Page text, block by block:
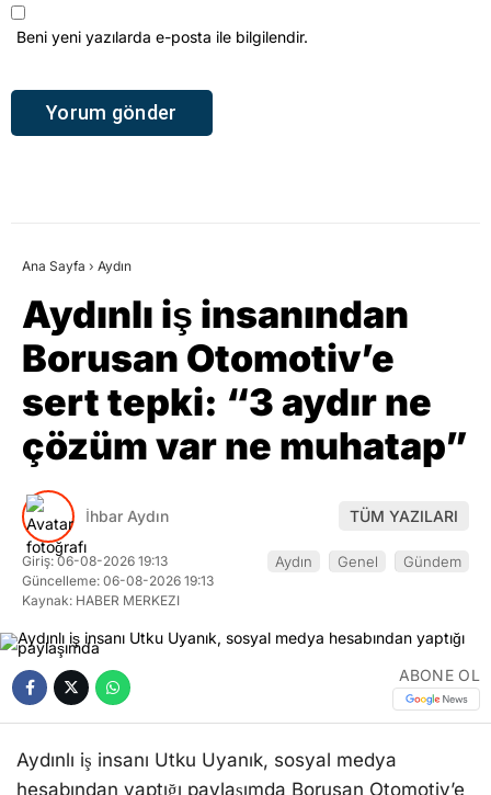
Beni yeni yazılarda e-posta ile bilgilendir.
Ana Sayfa › Aydın
Aydınlı iş insanından
Borusan Otomotiv’e
sert tepki: “3 aydır ne
çözüm var ne muhatap”
İhbar Aydın TÜM YAZILARI
Giriş: 06-08-2026 19:13
Güncelleme: 06-08-2026 19:13
Kaynak: HABER MERKEZI
Aydın Genel Gündem
ABONE OL
Aydınlı iş insanı Utku Uyanık, sosyal medya
hesabından yaptığı paylaşımda Borusan Otomotiv’e